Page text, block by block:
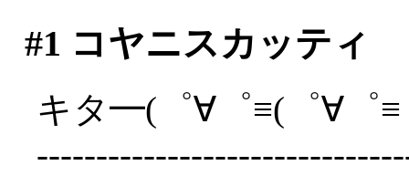
#1 コヤニスカッティ
キタ━(゜∀゜≡(゜∀゜